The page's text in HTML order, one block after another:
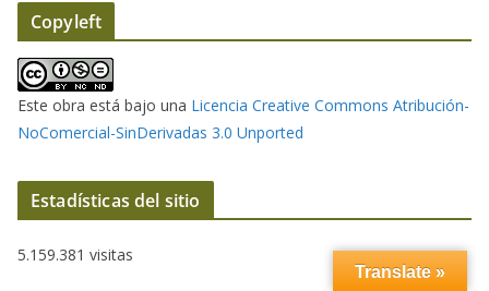
c
o
Copyleft
Este obra está bajo una Licencia Creative Commons Atribución-
NoComercial-SinDerivadas 3.0 Unported
Estadísticas del sitio
5.159.381 visitas
Translate »